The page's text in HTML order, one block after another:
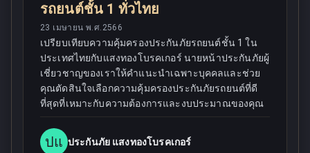
รถยนต์ชั้น 1 ทั่วไทย
23 เมษายน พ.ศ.2566
เปรียบเทียบความคุ้มครองประกันภัยรถยนต์ชั้น 1 ใน
ประเทศไทยกับแสงทองโบรคเกอร์ นายหน้าประกันภัยผู้
เชี่ยวชาญของเราให้คำแนะนำเฉพาะบุคคลและช่วย
คุณตัดสินใจเลือกความคุ้มครองประกันภัยรถยนต์ที่ดี
ที่สุดที่เหมาะกับความต้องการและงบประมาณของคุณ
ปแ ประกันภัย แสงทองโบรคเกอร์